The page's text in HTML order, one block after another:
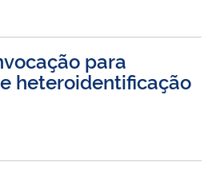
para
heteroidentificação